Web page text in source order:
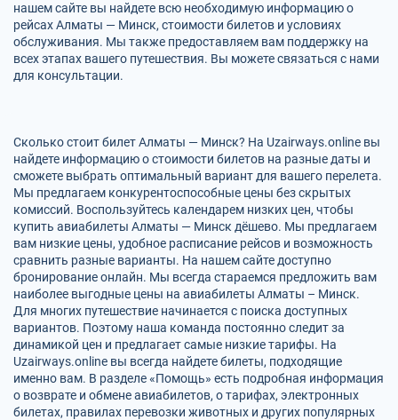
нашем сайте вы найдете всю необходимую информацию о
рейсах Алматы — Минск, стоимости билетов и условиях
обслуживания. Мы также предоставляем вам поддержку на
всех этапах вашего путешествия. Вы можете связаться с нами
для консультации.
Сколько стоит билет Алматы — Минск? На Uzairways.online вы
найдете информацию о стоимости билетов на разные даты и
сможете выбрать оптимальный вариант для вашего перелета.
Мы предлагаем конкурентоспособные цены без скрытых
комиссий. Воспользуйтесь календарем низких цен, чтобы
купить авиабилеты Алматы — Минск дёшево. Мы предлагаем
вам низкие цены, удобное расписание рейсов и возможность
сравнить разные варианты. На нашем сайте доступно
бронирование онлайн. Мы всегда стараемся предложить вам
наиболее выгодные цены на авиабилеты Алматы – Минск.
Для многих путешествие начинается с поиска доступных
вариантов. Поэтому наша команда постоянно следит за
динамикой цен и предлагает самые низкие тарифы. На
Uzairways.online вы всегда найдете билеты, подходящие
именно вам. В разделе «Помощь» есть подробная информация
о возврате и обмене авиабилетов, о тарифах, электронных
билетах, правилах перевозки животных и других популярных